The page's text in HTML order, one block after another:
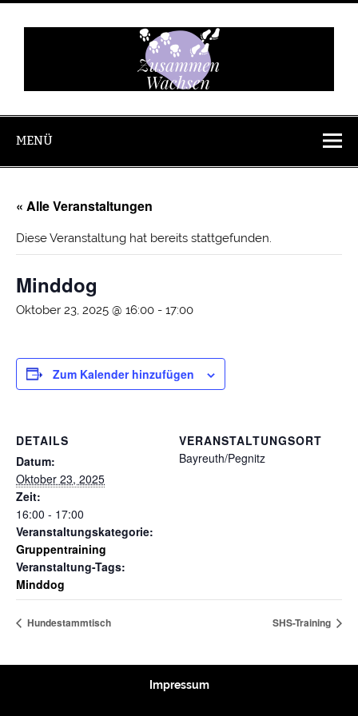
Zum
springen
Wachsen
MENÜ
« Alle Veranstaltungen
Diese Veranstaltung hat bereits stattgefunden.
Minddog
Oktober 23, 2025 @ 16:00 - 17:00
Zum Kalender hinzufügen
DETAILS
Datum:
Oktober 23, 2025
Zeit:
16:00 - 17:00
Veranstaltungskategorie:
Gruppentraining
Veranstaltung-Tags:
Minddog
VERANSTALTUNGSORT
Bayreuth/Pegnitz
Hundestammtisch SHS-Training
Impressum